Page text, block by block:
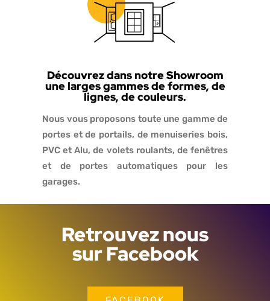
Découvrez dans notre Showroom
une larges gammes de formes, de
lignes, de couleurs.
Nous vous proposons toute une gamme de
portes et de portails, de menuiseries bois,
PVC et Alu, de volets roulants, de fenêtres
et de portes automatiques pour les
garages.
Retrouvez nous
sur Facebook